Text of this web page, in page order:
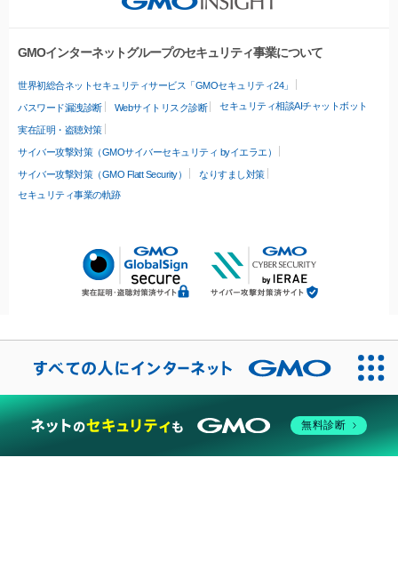
GMOインターネットグループのセキュリティ事業について
世界初総合ネットセキュリティサービス「GMOセキュリティ24」
パスワード漏洩診断 Webサイトリスク診断 セキュリティ相談AIチャットボット
実在証明・盗聴対策
サイバー攻撃対策（GMOサイバーセキュリティ byイエラエ）
サイバー攻撃対策（GMO Flatt Security）
なりすまし対策
セキュリティ事業の軌跡
無料診断